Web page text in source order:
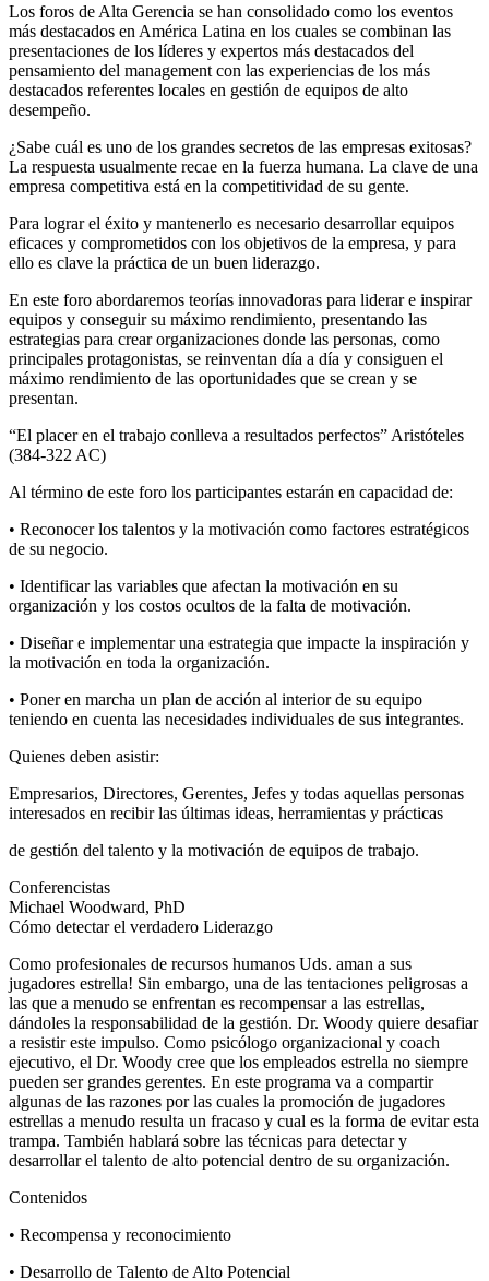
Los foros de Alta Gerencia se han consolidado como los eventos
más destacados en América Latina en los cuales se combinan las
presentaciones de los líderes y expertos más destacados del
pensamiento del management con las experiencias de los más
destacados referentes locales en gestión de equipos de alto
desempeño.
¿Sabe cuál es uno de los grandes secretos de las empresas exitosas?
La respuesta usualmente recae en la fuerza humana. La clave de una
empresa competitiva está en la competitividad de su gente.
Para lograr el éxito y mantenerlo es necesario desarrollar equipos
eficaces y comprometidos con los objetivos de la empresa, y para
ello es clave la práctica de un buen liderazgo.
En este foro abordaremos teorías innovadoras para liderar e inspirar
equipos y conseguir su máximo rendimiento, presentando las
estrategias para crear organizaciones donde las personas, como
principales protagonistas, se reinventan día a día y consiguen el
máximo rendimiento de las oportunidades que se crean y se
presentan.
“El placer en el trabajo conlleva a resultados perfectos” Aristóteles
(384-322 AC)
Al término de este foro los participantes estarán en capacidad de:
• Reconocer los talentos y la motivación como factores estratégicos
de su negocio.
• Identificar las variables que afectan la motivación en su
organización y los costos ocultos de la falta de motivación.
• Diseñar e implementar una estrategia que impacte la inspiración y
la motivación en toda la organización.
• Poner en marcha un plan de acción al interior de su equipo
teniendo en cuenta las necesidades individuales de sus integrantes.
Quienes deben asistir:
Empresarios, Directores, Gerentes, Jefes y todas aquellas personas
interesados en recibir las últimas ideas, herramientas y prácticas
de gestión del talento y la motivación de equipos de trabajo.
Conferencistas
Michael Woodward, PhD
Cómo detectar el verdadero Liderazgo
Como profesionales de recursos humanos Uds. aman a sus
jugadores estrella! Sin embargo, una de las tentaciones peligrosas a
las que a menudo se enfrentan es recompensar a las estrellas,
dándoles la responsabilidad de la gestión. Dr. Woody quiere desafiar
a resistir este impulso. Como psicólogo organizacional y coach
ejecutivo, el Dr. Woody cree que los empleados estrella no siempre
pueden ser grandes gerentes. En este programa va a compartir
algunas de las razones por las cuales la promoción de jugadores
estrellas a menudo resulta un fracaso y cual es la forma de evitar esta
trampa. También hablará sobre las técnicas para detectar y
desarrollar el talento de alto potencial dentro de su organización.
Contenidos
• Recompensa y reconocimiento
• Desarrollo de Talento de Alto Potencial